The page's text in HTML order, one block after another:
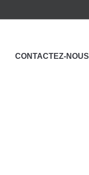
CONTACTEZ-NOUS